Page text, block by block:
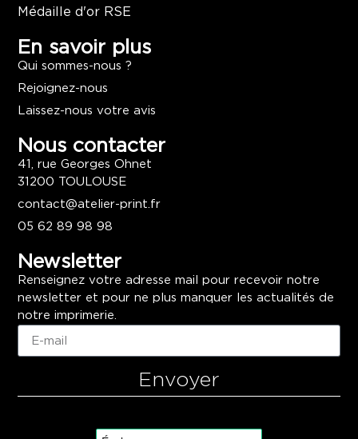
Médaille d'or RSE
En savoir plus
Qui sommes-nous ?
Rejoignez-nous
Laissez-nous votre avis
Nous contacter
41, rue Georges Ohnet
31200 TOULOUSE
contact@atelier-print.fr
05 62 89 98 98
Newsletter
Renseignez votre adresse mail pour recevoir notre
newsletter et pour ne plus manquer les actualités de
notre imprimerie.
Envoyer